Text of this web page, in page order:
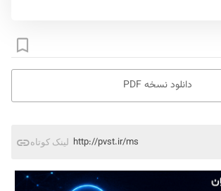
دانلود نسخه PDF
لینک کوتاه http://pvst.ir/ms